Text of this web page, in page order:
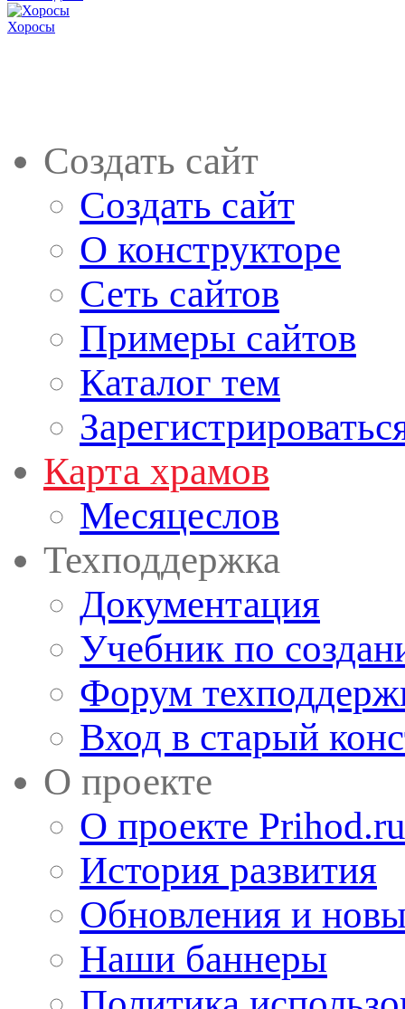
Хоросы
Создать сайт
Создать сайт
О конструкторе
Сеть сайтов
Примеры сайтов
Каталог тем
Карта храмов
Месяцеслов
Техподдержка
Документация
Учебник по
Форум
Вход в старый
О проекте
О проекте Prihod.ru
История развития
Обновления и
Наши баннеры